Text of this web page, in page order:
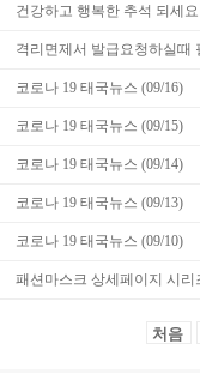
건강하고 행복한 추석 되세
격리면제서 발급요청하실때
코로나 19 태국뉴스 (09/16)
코로나 19 태국뉴스 (09/15)
코로나 19 태국뉴스 (09/14)
코로나 19 태국뉴스 (09/13)
코로나 19 태국뉴스 (09/10)
패션마스크 상세페이지 시리
처음